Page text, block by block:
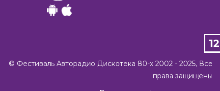
©️ Фестиваль Авторадио Дискотека 80-х 2002 - 2025, Все
права защищены